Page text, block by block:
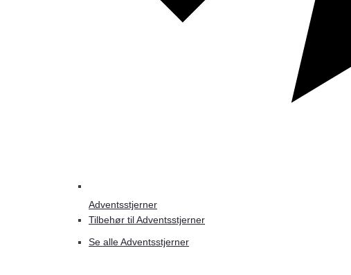
Adventsstjerner
Tilbehør til Adventsstjerner
Se alle Adventsstjerner